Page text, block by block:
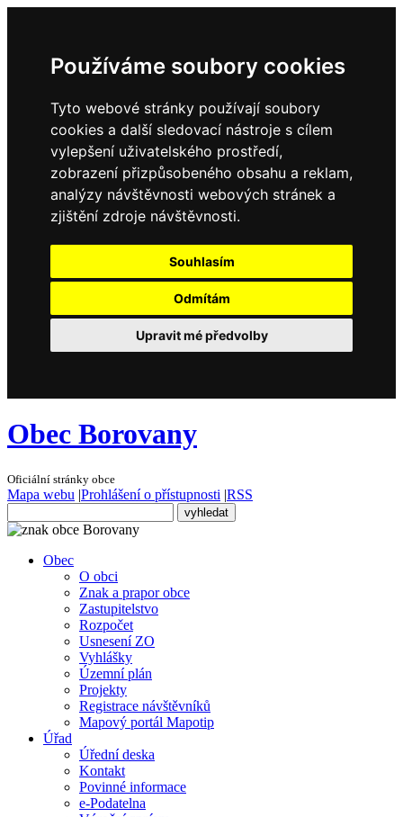
Používáme soubory cookies
Tyto webové stránky používají soubory
cookies a další sledovací nástroje s cílem
vylepšení uživatelského prostředí,
zobrazení přizpůsobeného obsahu a reklam,
analýzy návštěvnosti webových stránek a
zjištění zdroje návštěvnosti.
Souhlasím
Odmítám
Upravit mé předvolby
Obec Borovany
Oficiální stránky obce
Mapa webu |Prohlášení o přístupnosti |RSS
Obec
O obci
Znak a prapor obce
Zastupitelstvo
Rozpočet
Usnesení ZO
Vyhlášky
Územní plán
Projekty
Registrace návštěvníků
Mapový portál Mapotip
Úřad
Úřední deska
Kontakt
Povinné informace
e-Podatelna